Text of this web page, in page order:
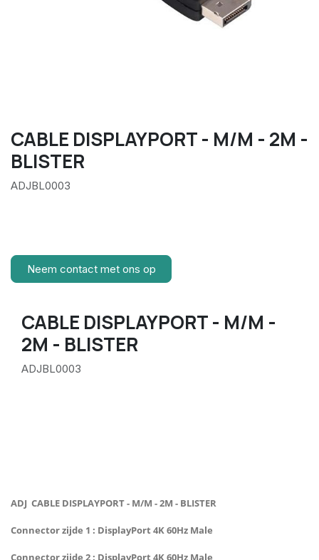
CABLE DISPLAYPORT - M/M - 2M -
BLISTER
ADJBL0003
Neem contact met ons op
CABLE DISPLAYPORT - M/M -
2M - BLISTER
ADJBL0003
ADJ CABLE DISPLAYPORT - M/M - 2M - BLISTER
Connector zijde 1 : DisplayPort 4K 60Hz Male
Connector zijde 2 : DisplayPort 4K 60Hz Male